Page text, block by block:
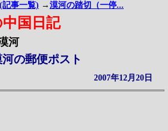
(記事一覧) → 漠河の踏切（一停...
国日記
河
の郵便ポスト
2007年12月20日